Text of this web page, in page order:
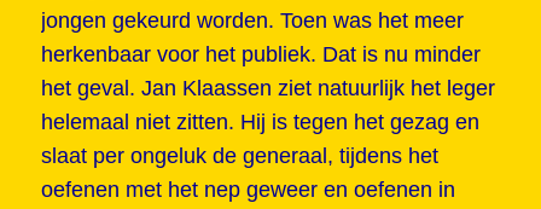
jongen gekeurd worden. Toen was het meer
herkenbaar voor het publiek. Dat is nu minder
het geval. Jan Klaassen ziet natuurlijk het leger
helemaal niet zitten. Hij is tegen het gezag en
slaat per ongeluk de generaal, tijdens het
oefenen met het nep geweer en oefenen in